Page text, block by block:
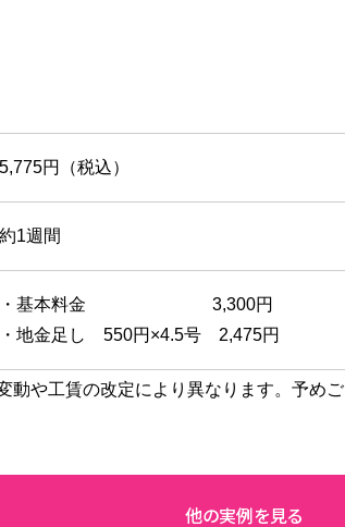
5,775円（税込）
約1週間
・基本料金 3,300円
・地金足し 550円×4.5号 2,475円
や工賃の改定により異なります。予め